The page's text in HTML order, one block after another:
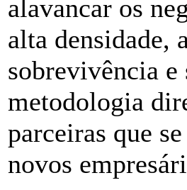
alavancar os
alta densidade,
sobrevivência e
metodologia
parceiras que
novos